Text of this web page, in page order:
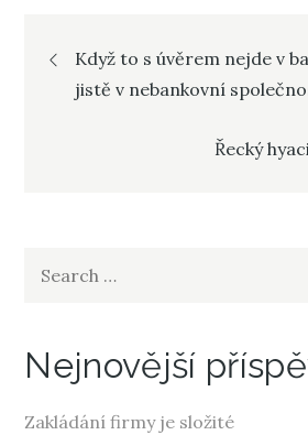
Navigace
pro
příspěvek
Když to s úvěrem nejde v
jistě v nebankovní
Řecký
Nejnovější
Zakládání firmy je složité